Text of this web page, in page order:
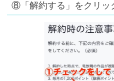
⑧「解約する」をクリッ